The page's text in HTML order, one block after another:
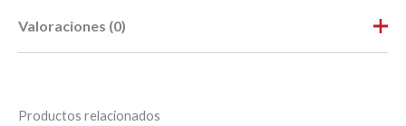
Peso
Valoraciones (0)
Productos relacionados